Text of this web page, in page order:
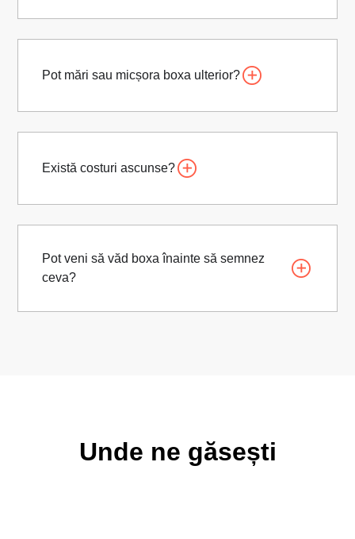
Pot mări sau micșora boxa ulterior?
Există costuri ascunse?
Pot veni să văd boxa înainte să semnez
ceva?
Unde ne găsești